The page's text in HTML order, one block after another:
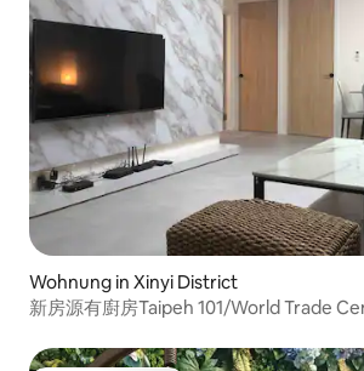
Wohnung in Xinyi District
新房源有廚房Taipeh 101/World Trade